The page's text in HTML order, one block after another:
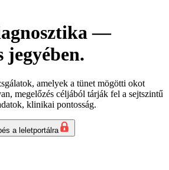
—
jegyében.
amelyek a tünet mögötti okot
megelőzés céljából tárják fel a sejtszintű
klinikai pontosság.
a leletportálra